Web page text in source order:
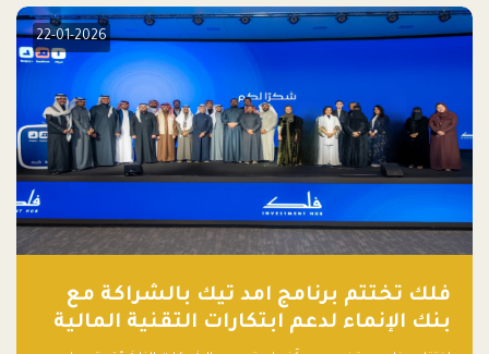
22-01-2026
فلك تختتم برنامج امد تيك بالشراكة مع
بنك الإنماء لدعم ابتكارات التقنية المالية